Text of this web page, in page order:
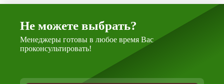
Не можете выбрать?
Менеджеры готовы в любое время Вас
проконсультировать!